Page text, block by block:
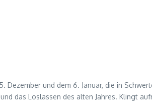
und dem 6. Januar, die in
das Loslassen des alten Jahres. Klingt